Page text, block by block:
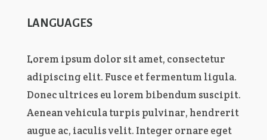
LANGUAGES
Lorem ipsum dolor sit amet, consectetur
adipiscing elit. Fusce et fermentum ligula.
Donec ultrices eu lorem bibendum suscipit.
Aenean vehicula turpis pulvinar, hendrerit
augue ac, iaculis velit. Integer ornare eget